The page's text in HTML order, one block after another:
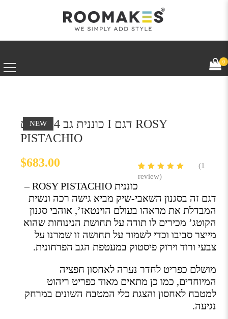
0
NEW
כוננית גב 4 מדפים I דגם ROSY
PISTACHIO
5.00out
5
on
1
customer
rating
(1
review)
$683.00
כוננית ROSY PISTACHIO –
דגם זה בסגנון השאבי-שיק מביא גישה רכה ונשית
המבדלת את מראהו בעולם הוינטאז’, אוהבי סגנון
הקוטג’ מכירים לו תודה על תחושת הנינוחות שהוא
מייצר סביבו וכדי לשמור על תחושה זו שמרנו על
צבעי ורוד וירוק פיסטוק במעטפת הגב הפרחונית.
מושלם כפריט לחדר נערה לאחסון חפציה
המיוחדים, כמו כן מתאים מאוד כפריט ריהוט
למטבח לאחסון והצגת כלי המטבח השונים במרחק
נגיעה.